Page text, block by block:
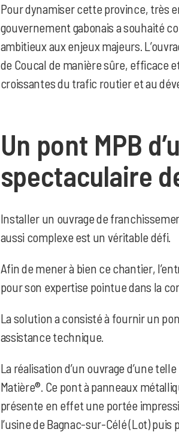
Pour dynamiser cette province, très
gouvernement gabonais a souhaité
ambitieux aux enjeux majeurs.
de Coucal de manière sûre, efficace
croissantes du trafic routier et au
Un pont MPB
spectaculaire
Installer un ouvrage de
aussi complexe est un véritable défi.
Afin de mener à bien ce chantier,
pour son expertise pointue dans la
La solution a consisté à fournir un
assistance technique.
La réalisation d’un ouvrage d’une
Matière®. Ce pont à panneaux
présente en effet une portée
l’usine de Bagnac-sur-Célé (Lot) puis